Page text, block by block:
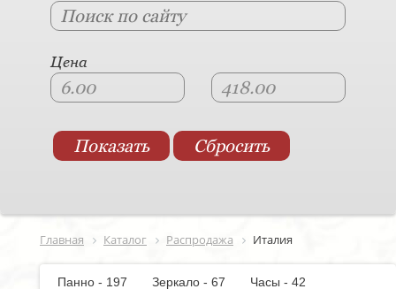
Цена
Главная Каталог Распродажа Италия
Панно - 197 Зеркало - 67
Часы - 42